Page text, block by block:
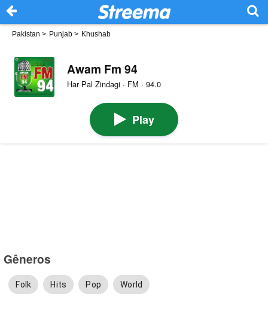
Pakistan > Punjab > Khushab
Awam Fm 94
Har Pal Zindagi · FM · 94.0
Play
Gêneros
Folk Hits Pop World